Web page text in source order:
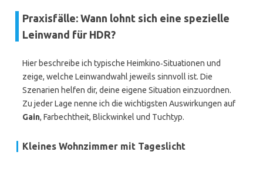
Praxisfälle: Wann lohnt sich eine spezielle
Leinwand für HDR?
Hier beschreibe ich typische Heimkino‑Situationen und
zeige, welche Leinwandwahl jeweils sinnvoll ist. Die
Szenarien helfen dir, deine eigene Situation einzuordnen.
Zu jeder Lage nenne ich die wichtigsten Auswirkungen auf
Gain, Farbechtheit, Blickwinkel und Tuchtyp.
Kleines Wohnzimmer mit Tageslicht